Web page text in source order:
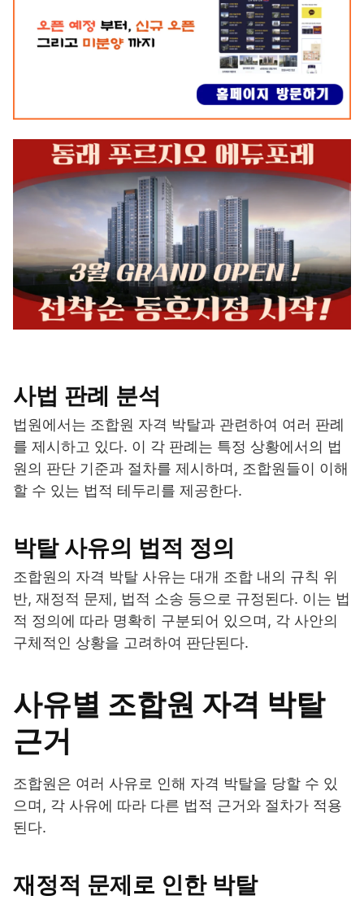
사법 판례 분석
법원에서는 조합원 자격 박탈과 관련하여 여러 판례
를 제시하고 있다. 이 각 판례는 특정 상황에서의 법
원의 판단 기준과 절차를 제시하며, 조합원들이 이해
할 수 있는 법적 테두리를 제공한다.
박탈 사유의 법적 정의
조합원의 자격 박탈 사유는 대개 조합 내의 규칙 위
반, 재정적 문제, 법적 소송 등으로 규정된다. 이는 법
적 정의에 따라 명확히 구분되어 있으며, 각 사안의
구체적인 상황을 고려하여 판단된다.
사유별 조합원 자격 박탈
근거
조합원은 여러 사유로 인해 자격 박탈을 당할 수 있
으며, 각 사유에 따라 다른 법적 근거와 절차가 적용
된다.
재정적 문제로 인한 박탈